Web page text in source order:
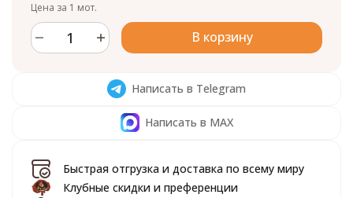
Цена за 1 мот.
В корзину
Написать в Telegram
Написать в MAX
Быстрая отгрузка и доставка по всему миру
Клубные скидки и преференции